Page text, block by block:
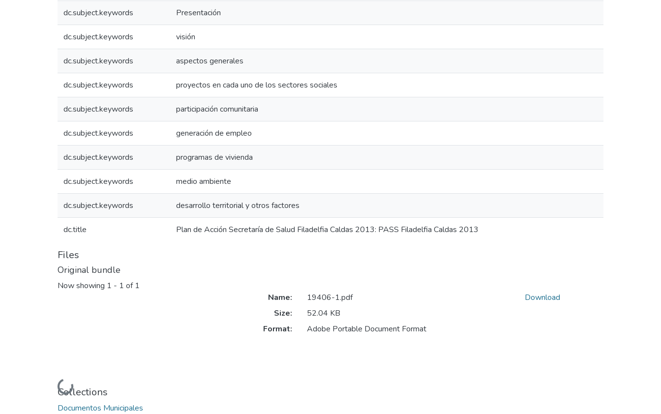
dc.subject.keywords Presentación
dc.subject.keywords visión
dc.subject.keywords aspectos generales
dc.subject.keywords proyectos en cada uno de los sectores sociales
dc.subject.keywords participación comunitaria
dc.subject.keywords generación de empleo
dc.subject.keywords programas de vivienda
dc.subject.keywords medio ambiente
dc.subject.keywords desarrollo territorial y otros factores
dc.title Plan de Acción Secretaría de Salud Filadelfia Caldas 2013: PASS Filadelfia Caldas 2013
Files
Original bundle
Now showing 1 - 1 of 1
Loading...
Name:
19406-1.pdf
Size:
52.04 KB
Format:
Adobe Portable Document Format
Download
Collections
Documentos Municipales